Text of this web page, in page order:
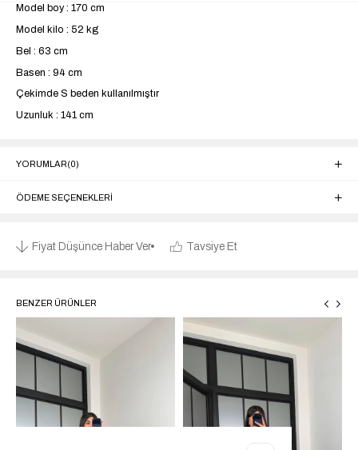
Model boy : 170 cm
Model kilo : 52 kg
Bel : 63 cm
Basen : 94 cm
Çekimde S beden kullanılmıştır
Uzunluk : 141 cm
YORUMLAR(0)
ÖDEME SEÇENEKLERI
Fiyat Düşünce Haber Ver Tavsiye Et
BENZER ÜRÜNLER